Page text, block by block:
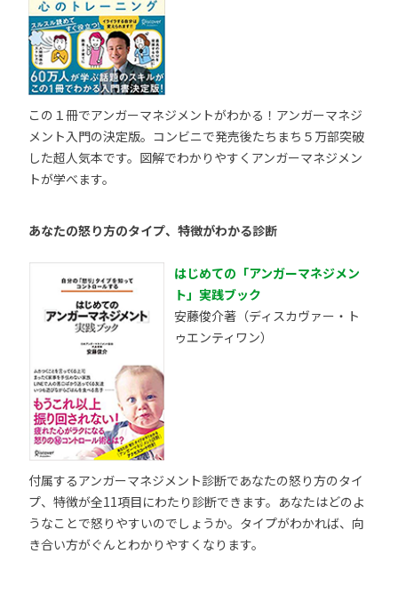
この１冊でアンガーマネジメントがわかる！アンガーマネジ
メント入門の決定版。コンビニで発売後たちまち５万部突破
した超人気本です。図解でわかりやすくアンガーマネジメン
トが学べます。
あなたの怒り方のタイプ、特徴がわかる診断
はじめての「アンガーマネジメン
ト」実践ブック
安藤俊介著（ディスカヴァー・ト
ゥエンティワン）
付属するアンガーマネジメント診断であなたの怒り方のタイ
プ、特徴が全11項目にわたり診断できます。あなたはどのよ
うなことで怒りやすいのでしょうか。タイプがわかれば、向
き合い方がぐんとわかりやすくなります。